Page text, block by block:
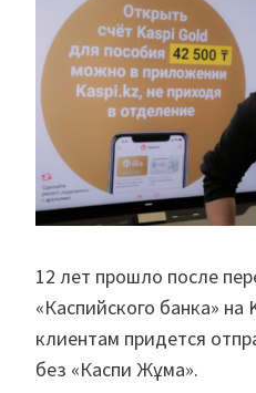
12 лет прошло после
«Каспийского банка»
клиентам придется
без «Каспи Жұма».